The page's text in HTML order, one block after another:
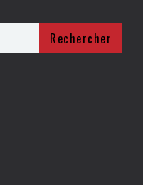
Rechercher